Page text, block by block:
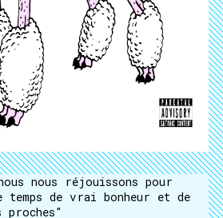
nous réjouissons pour
de vrai bonheur et de
proches"